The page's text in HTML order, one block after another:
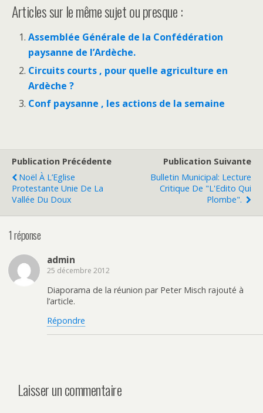
Articles sur le même sujet ou presque :
Assemblée Générale de la Confédération
paysanne de l’Ardèche.
Circuits courts , pour quelle agriculture en
Ardèche ?
Conf paysanne , les actions de la semaine
Publication Précédente
Noël À L’Eglise
Protestante Unie De La
Vallée Du Doux
Publication Suivante
Bulletin Municipal: Lecture
Critique De "l'Edito Qui
Plombe".
1 réponse
admin
25 décembre 2012
Diaporama de la réunion par Peter Misch rajouté à
l’article.
Répondre
Laisser un commentaire